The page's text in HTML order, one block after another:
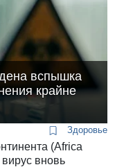
вспышка
крайне
Здоровье
(Africa
вновь